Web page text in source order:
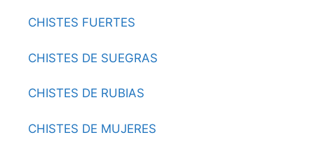
CHISTES FUERTES
CHISTES DE SUEGRAS
CHISTES DE RUBIAS
CHISTES DE MUJERES